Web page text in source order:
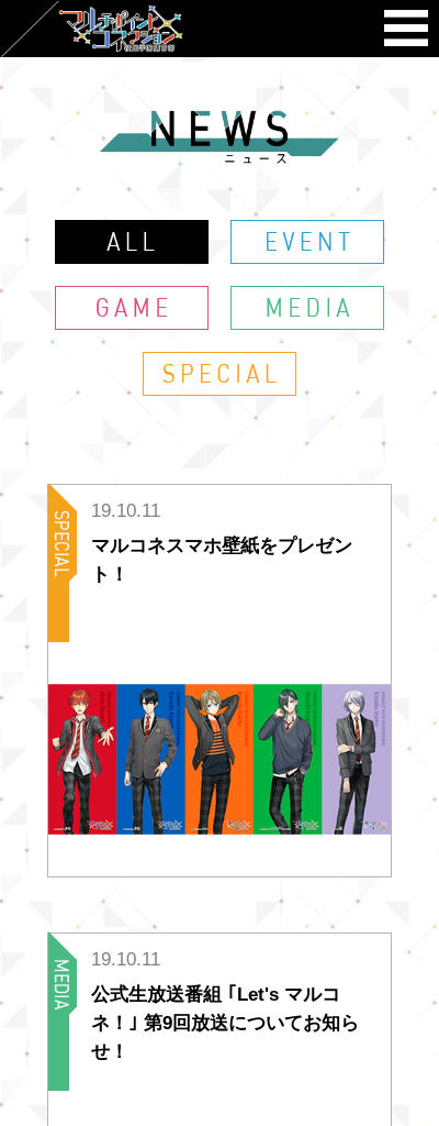
19.10.11
マルコネスマホ壁紙をプレゼン
ト！
19.10.11
公式生放送番組 ｢Let's マルコ
ネ！｣ 第9回放送についてお知ら
せ！